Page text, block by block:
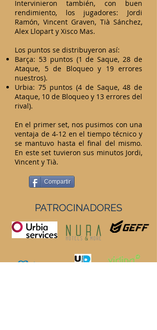
Intervinieron también, con buen
rendimiento, los jugadores: Jordi
Ramón, Vincent Graven, Tià Sánchez,
Alex Llopart y Xisco Mas.
Los puntos se distribuyeron así:
Barça: 53 puntos (1 de Saque, 28 de
Ataque, 5 de Bloqueo y 19 errores
nuestros).
Urbia: 75 puntos (4 de Saque, 48 de
Ataque, 10 de Bloqueo y 13 errores del
rival).
En el primer set, nos pusimos con una
ventaja de 4-12 en el tiempo técnico y
se mantuvo hasta el final del mismo.
En este set tuvieron sus minutos Jordi,
Vincent y Tià.
Compartir
PATROCINADORES